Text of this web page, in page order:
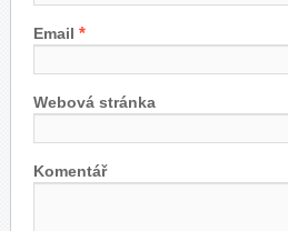
Email *
Webová stránka
Komentář